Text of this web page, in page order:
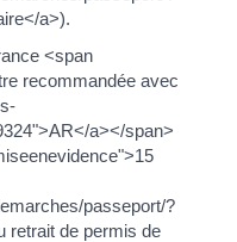
a>).
<span
recommandée avec
a></span>
passeport/?
retrait de permis de